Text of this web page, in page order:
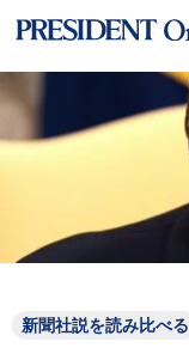
新聞社説を読み比べる